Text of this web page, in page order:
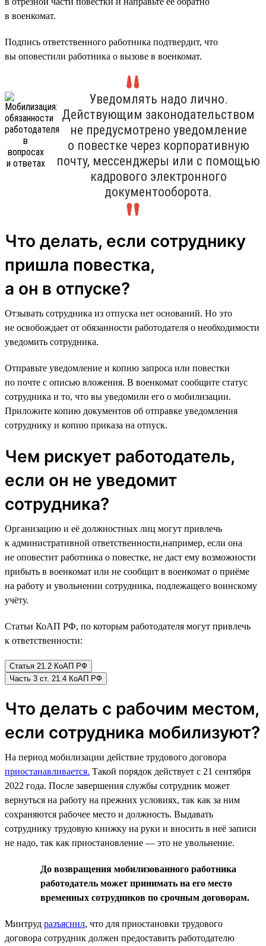
в военкомат.
Подпись ответственного работника подтвердит, что
вы оповестили работника о вызове в военкомат.
Уведомлять надо лично.
Действующим законодательством
не предусмотрено уведомление
о повестке через корпоративную
почту, мессенджеры или с помощью
кадрового электронного
документооборота.
Что делать, если сотруднику
пришла повестка,
а он в отпуске?
Отзывать сотрудника из отпуска нет оснований. Но это
не освобождает от обязанности работодателя о необходимости
уведомить сотрудника.
Отправьте уведомление и копию запроса или повестки
по почте с описью вложения. В военкомат сообщите статус
сотрудника и то, что вы уведомили его о мобилизации.
Приложите копию документов об отправке уведомления
сотруднику и копию приказа на отпуск.
Чем рискует работодатель,
если он не уведомит
сотрудника?
Организацию и её должностных лиц могут привлечь
к административной ответственности,например, если она
не оповестит работника о повестке, не даст ему возможности
прибыть в военкомат или не сообщит в военкомат о приёме
на работу и увольнении сотрудника, подлежащего воинскому
учёту.
Статьи КоАП РФ, по которым работодателя могут привлечь
к ответственности:
Статья 21.2 КоАП РФ
Часть 3 ст. 21.4 КоАП РФ
Что делать с рабочим местом,
если сотрудника мобилизуют?
На период мобилизации действие трудового договора
приостанавливается. Такой порядок действует с 21 сентября
2022 года. После завершения службы сотрудник может
вернуться на работу на прежних условиях, так как за ним
сохраняются рабочее место и должность. Выдавать
сотруднику трудовую книжку на руки и вносить в неё записи
не надо, так как приостановление — это не увольнение.
До возвращения мобилизованного работника
работодатель может принимать на его место
временных сотрудников по срочным договорам.
Минтруд разъяснил, что для приостановки трудового
договора сотрудник должен предоставить работодателю